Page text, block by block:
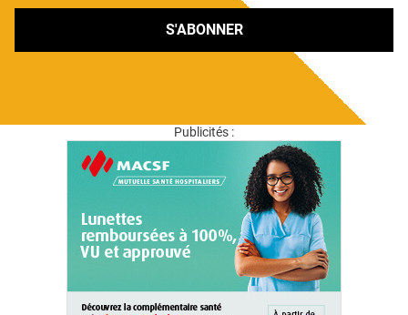
S'ABONNER
Publicités :